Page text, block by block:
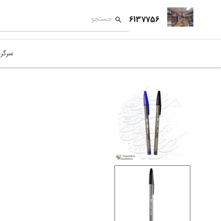
6137756